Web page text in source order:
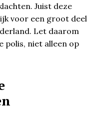
Juist deze
voor een groot deel
Let daarom
polis, niet alleen op